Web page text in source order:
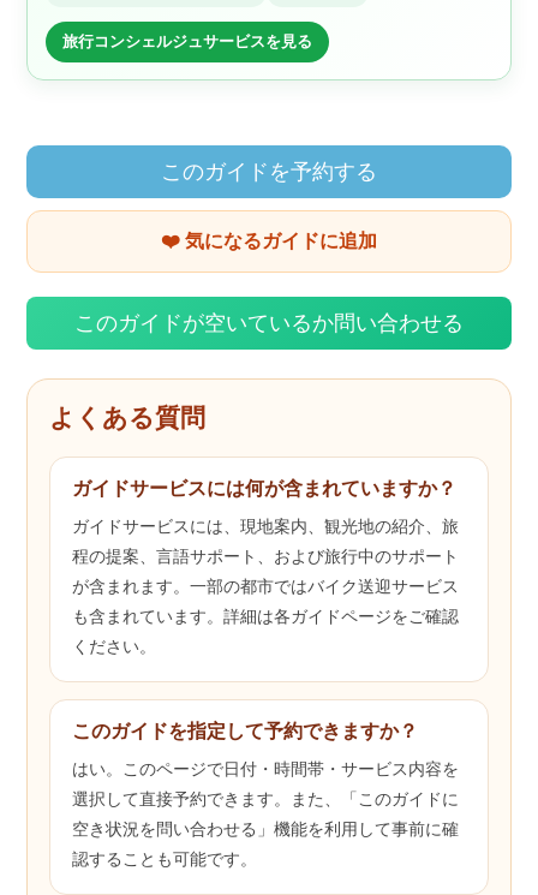
旅行コンシェルジュサービスを見る
このガイドを予約する
❤️ 気になるガイドに追加
このガイドが空いているか問い合わせる
よくある質問
ガイドサービスには何が含まれていますか？
ガイドサービスには、現地案内、観光地の紹介、旅
程の提案、言語サポート、および旅行中のサポート
が含まれます。一部の都市ではバイク送迎サービス
も含まれています。詳細は各ガイドページをご確認
ください。
このガイドを指定して予約できますか？
はい。このページで日付・時間帯・サービス内容を
選択して直接予約できます。また、「このガイドに
空き状況を問い合わせる」機能を利用して事前に確
認することも可能です。